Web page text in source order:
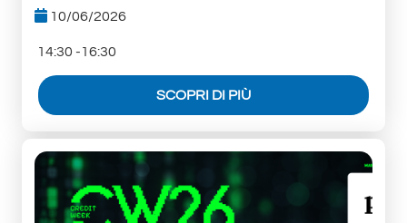
10/06/2026
14:30 -16:30
SCOPRI DI PIÙ